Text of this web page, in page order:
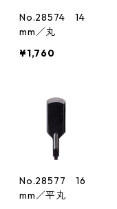
No.28574 14
mm／丸
¥1,760
No.28577 16
mm／平丸